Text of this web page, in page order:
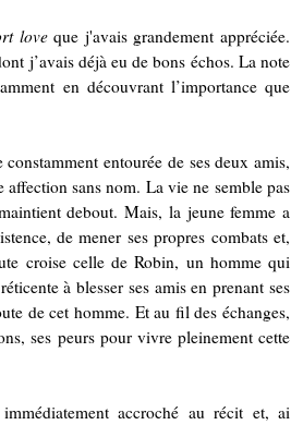
loveque j'avais grandement appréciée.
j’avais déjà eu de bons échos. La note
en découvrant l’importance que
entourée de ses deux amis,
sans nom. La vie ne semble pas
debout. Mais, la jeune femme a
de mener ses propres combats et,
croise celle de Robin, un homme qui
à blesser ses amis en prenant ses
de cet homme. Et au fil des échanges,
ses peurs pour vivre pleinement cette
accroché au récit et, ai